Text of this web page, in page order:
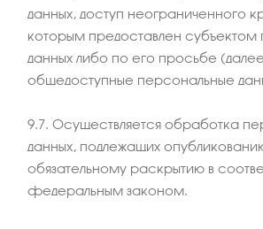
данных, доступ неограниченного
которым предоставлен субъектом
данных либо по его просьбе
общедоступные персональные
9.7. Осуществляется обработка
данных, подлежащих
обязательному раскрытию в
федеральным законом.